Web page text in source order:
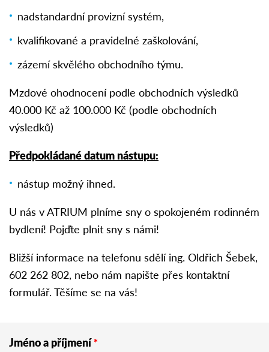
nadstandardní provizní systém,
kvalifikované a pravidelné zaškolování,
zázemí skvělého obchodního týmu.
Mzdové ohodnocení podle obchodních výsledků
40.000 Kč až 100.000 Kč (podle obchodních
výsledků)
Předpokládané datum nástupu:
nástup možný ihned.
U nás v ATRIUM plníme sny o spokojeném rodinném
bydlení! Pojďte plnit sny s námi!
Bližší informace na telefonu sdělí ing. Oldřich Šebek,
602 262 802, nebo nám napište přes kontaktní
formulář. Těšíme se na vás!
Jméno a příjmení*